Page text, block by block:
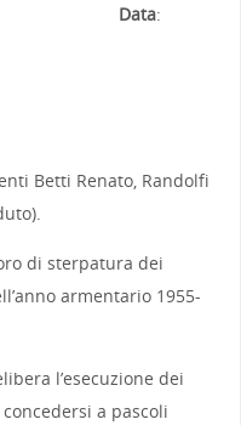
5 Data:
Betti Renato, Randolfi
di sterpatura dei
armentario 1955-
l’esecuzione dei
a pascoli